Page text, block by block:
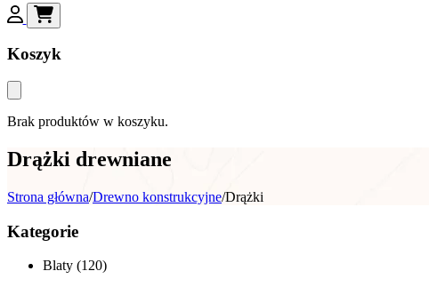
Koszyk
Brak produktów w koszyku.
Drążki drewniane
Strona główna/Drewno konstrukcyjne/Drążki
Kategorie
Blaty (120)